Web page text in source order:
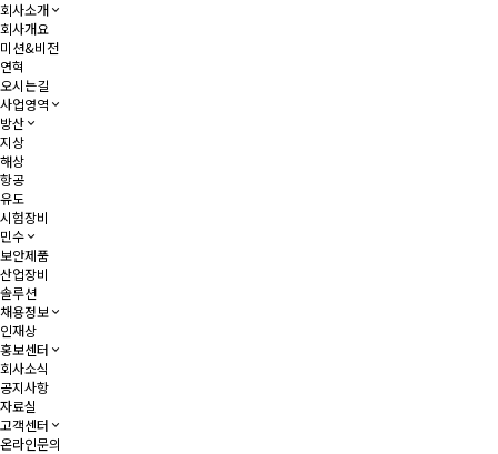
회사소개
회사개요
미션&비전
연혁
오시는길
사업영역
방산
지상
해상
항공
유도
시험장비
민수
보안제품
산업장비
솔루션
채용정보
인재상
홍보센터
회사소식
공지사항
자료실
고객센터
온라인문의